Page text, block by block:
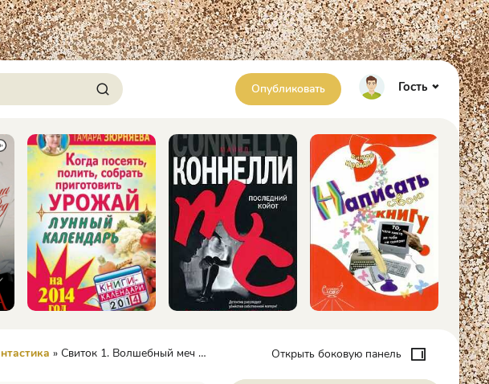
Опубликовать Гость
» Свиток 1. Волшебный меч - Егор Дмитриевич Чекрыгин Открыть боковую панель